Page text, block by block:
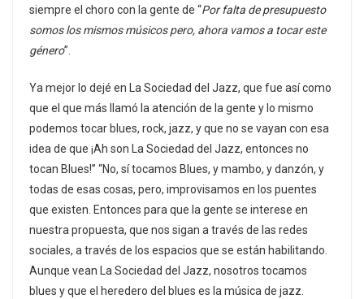
siempre el choro con la gente de “Por falta de presupuesto
somos los mismos músicos pero, ahora vamos a tocar este
género”.
Ya mejor lo dejé en La Sociedad del Jazz, que fue así como
que el que más llamó la atención de la gente y lo mismo
podemos tocar blues, rock, jazz, y que no se vayan con esa
idea de que ¡Ah son La Sociedad del Jazz, entonces no
tocan Blues!” “No, sí tocamos Blues, y mambo, y danzón, y
todas de esas cosas, pero, improvisamos en los puentes
que existen. Entonces para que la gente se interese en
nuestra propuesta, que nos sigan a través de las redes
sociales, a través de los espacios que se están habilitando.
Aunque vean La Sociedad del Jazz, nosotros tocamos
blues y que el heredero del blues es la música de jazz.